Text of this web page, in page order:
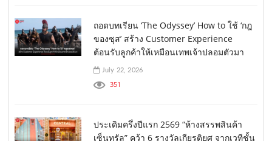
ถอดบทเรียน ‘The Odyssey’ How to ใช้ ‘กฎ
ของซุส’ สร้าง Customer Experience
ต้อนรับลูกค้าให้เหมือนเทพเจ้าปลอมตัวมา
July 22, 2026
351
ประเดิมครึ่งปีแรก 2569 “ห้างสรรพสินค้า
เซ็นทรัล” คว้า 6 รางวัลเกียรติยศ จากเวทีชั้น